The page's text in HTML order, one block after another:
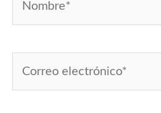
electrónico*